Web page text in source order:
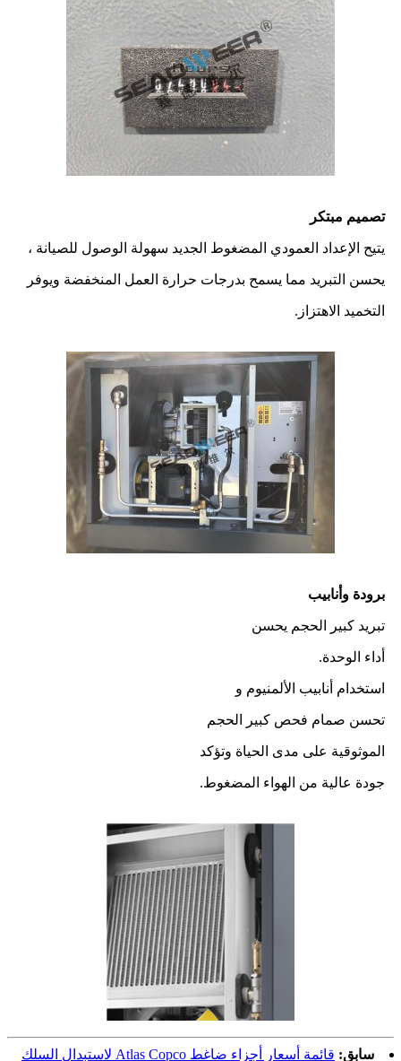
تصميم مبتكر
يتيح الإعداد العمودي المضغوط الجديد سهولة الوصول للصيانة ،
يحسن التبريد مما يسمح بدرجات حرارة العمل المنخفضة ويوفر
التخميد الاهتزاز.
برودة وأنابيب
تبريد كبير الحجم يحسن
أداء الوحدة.
استخدام أنابيب الألمنيوم و
تحسن صمام فحص كبير الحجم
الموثوقية على مدى الحياة وتؤكد
جودة عالية من الهواء المضغوط.
سابق: قائمة أسعار أجزاء ضاغط Atlas Copco لاستبدال السلك